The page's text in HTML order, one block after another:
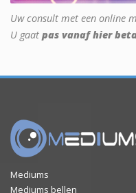
Uw consult met een online
U gaat pas vanaf hier
Mediums
Mediums bellen